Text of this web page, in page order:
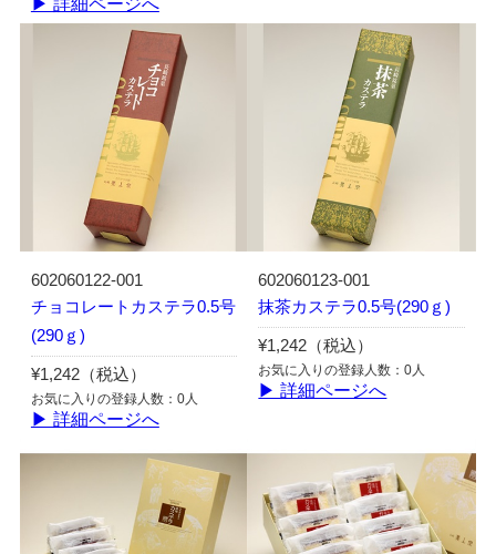
602060122-001
チョコレートカステラ0.5号
(290ｇ)
¥1,242（税込）
お気に入りの登録人数：0人
▶ 詳細ページへ
602060123-001
抹茶カステラ0.5号(290ｇ)
¥1,242（税込）
お気に入りの登録人数：0人
▶ 詳細ページへ